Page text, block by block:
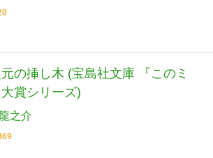
の挿し木 (宝島社文庫 『このミ
賞シリーズ)
之介